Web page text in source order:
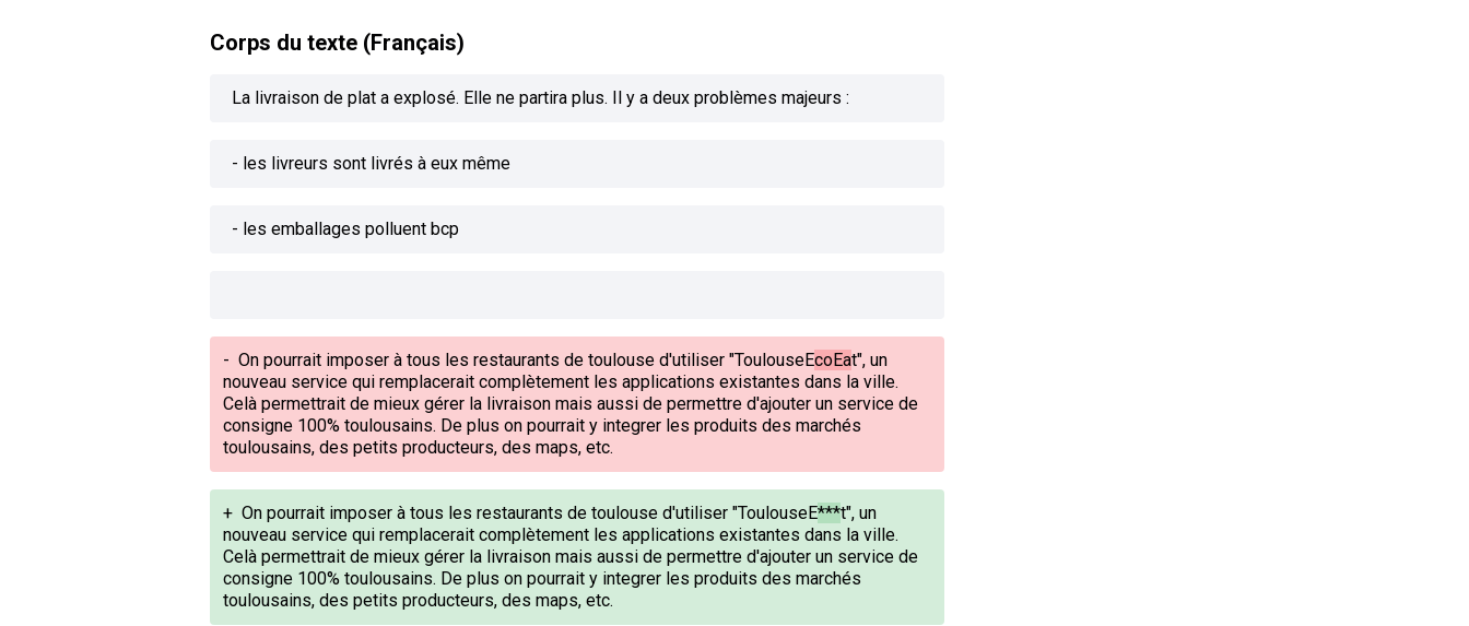
Corps du texte (Français)
La livraison de plat a explosé. Elle ne partira plus. Il y a deux problèmes majeurs :
- les livreurs sont livrés à eux même
- les emballages polluent bcp
- On pourrait imposer à tous les restaurants de toulouse d'utiliser "ToulouseEcoEat", un
nouveau service qui remplacerait complètement les applications existantes dans la ville.
Celà permettrait de mieux gérer la livraison mais aussi de permettre d'ajouter un service de
consigne 100% toulousains. De plus on pourrait y integrer les produits des marchés
toulousains, des petits producteurs, des maps, etc.
+ On pourrait imposer à tous les restaurants de toulouse d'utiliser "ToulouseE***t", un
nouveau service qui remplacerait complètement les applications existantes dans la ville.
Celà permettrait de mieux gérer la livraison mais aussi de permettre d'ajouter un service de
consigne 100% toulousains. De plus on pourrait y integrer les produits des marchés
toulousains, des petits producteurs, des maps, etc.